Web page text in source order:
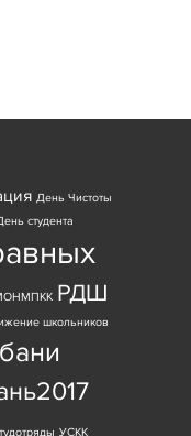
День Чистоты
студента
РДШ
школьников
УСКК